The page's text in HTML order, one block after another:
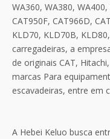
WA360, WA380,
CAT950F, CAT966D,
KLD70, KLD70B,
carregadeiras, a
de originais CAT,
marcas Para
escavadeiras, entre em
A Hebei Keluo busca